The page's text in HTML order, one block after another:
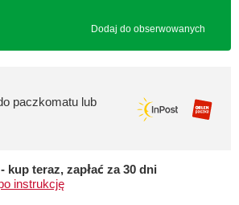
Dodaj do obserwowanych
paczkomatu lub
kup teraz, zapłać za 30 dni
instrukcję